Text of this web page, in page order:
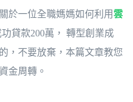
於一位全職媽媽如何利用雲
貸款200萬， 轉型創業成
，不要放棄，本篇文章教您
金周轉。